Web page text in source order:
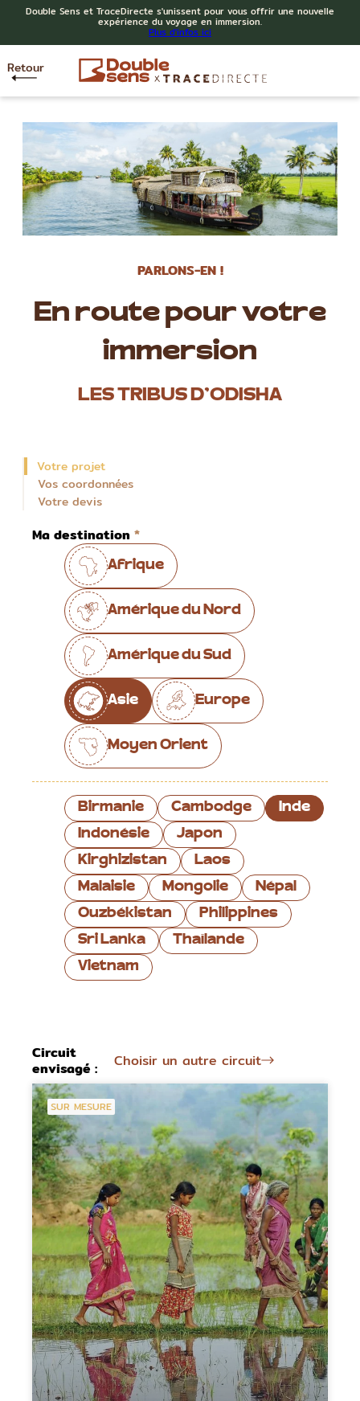
Double Sens et TraceDirecte s'unissent pour vous offrir une nouvelle
expérience du voyage en immersion.
Plus d'infos ici
Retour
PARLONS-EN !
En route pour votre
immersion
LES TRIBUS D’ODISHA
Votre projet
Vos coordonnées
Votre devis
Ma destination
Afrique
Amérique du Nord
Amérique du Sud
Asie Europe
Moyen Orient
Birmanie Cambodge Inde
Indonésie Japon
Kirghizistan Laos
Malaisie Mongolie Népal
Ouzbékistan Philippines
Sri Lanka Thaïlande
Vietnam
Circuit
envisagé :
Choisir un autre circuit
SUR MESURE